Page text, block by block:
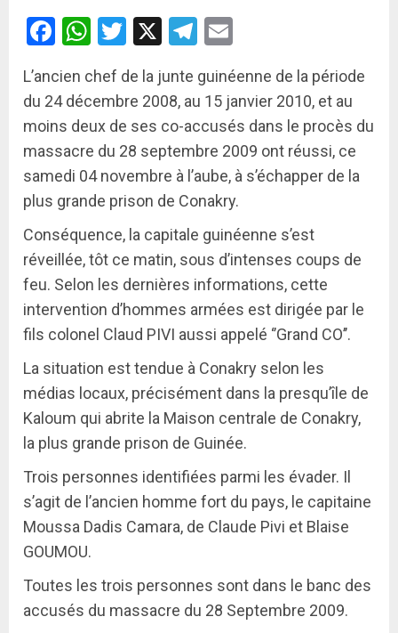
Facebook
WhatsApp
Twitter
X Telegram
L’ancien chef de la junte guinéenne de la période
du 24 décembre 2008, au 15 janvier 2010, et au
moins deux de ses co-accusés dans le procès du
massacre du 28 septembre 2009 ont réussi, ce
samedi 04 novembre à l’aube, à s’échapper de la
plus grande prison de Conakry.
Conséquence, la capitale guinéenne s’est
réveillée, tôt ce matin, sous d’intenses coups de
feu. Selon les dernières informations, cette
intervention d’hommes armées est dirigée par le
fils colonel Claud PIVI aussi appelé ‘’Grand CO’’.
La situation est tendue à Conakry selon les
médias locaux, précisément dans la presqu’île de
Kaloum qui abrite la Maison centrale de Conakry,
la plus grande prison de Guinée.
Trois personnes identifiées parmi les évader. Il
s’agit de l’ancien homme fort du pays, le capitaine
Moussa Dadis Camara, de Claude Pivi et Blaise
GOUMOU.
Toutes les trois personnes sont dans le banc des
accusés du massacre du 28 Septembre 2009.